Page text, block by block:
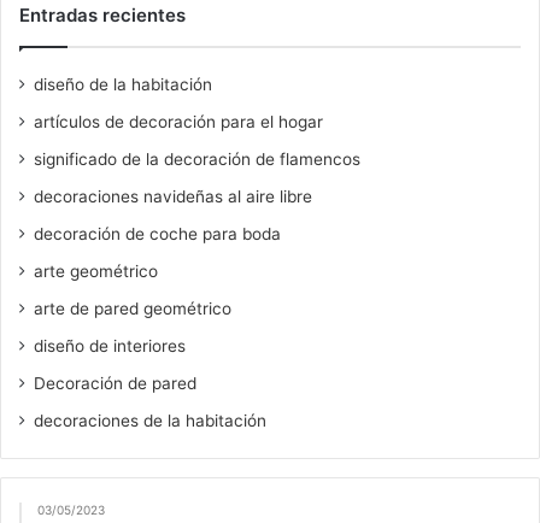
Entradas recientes
diseño de la habitación
artículos de decoración para el hogar
significado de la decoración de flamencos
decoraciones navideñas al aire libre
decoración de coche para boda
arte geométrico
arte de pared geométrico
diseño de interiores
Decoración de pared
decoraciones de la habitación
03/05/2023